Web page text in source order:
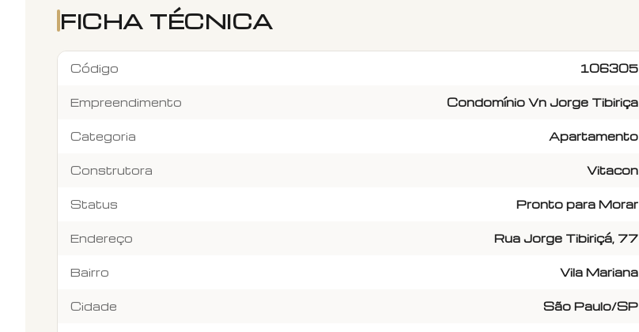
FICHA TÉCNICA
Código 106305
Empreendimento Condomínio Vn Jorge Tibiriça
Categoria Apartamento
Construtora Vitacon
Status Pronto para Morar
Endereço Rua Jorge Tibiriçá, 77
Bairro Vila Mariana
Cidade São Paulo/SP